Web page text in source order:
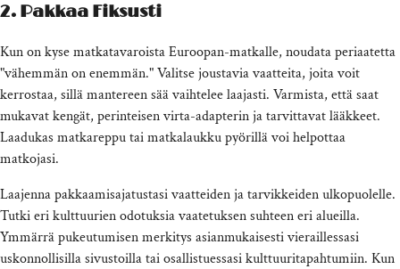
2. Pakkaa Fiksusti
Kun on kyse matkatavaroista Euroopan-matkalle, noudata periaatetta
"vähemmän on enemmän." Valitse joustavia vaatteita, joita voit
kerrostaa, sillä mantereen sää vaihtelee laajasti. Varmista, että saat
mukavat kengät, perinteisen virta-adapterin ja tarvittavat lääkkeet.
Laadukas matkareppu tai matkalaukku pyörillä voi helpottaa
matkojasi.
Laajenna pakkaamisajatustasi vaatteiden ja tarvikkeiden ulkopuolelle.
Tutki eri kulttuurien odotuksia vaatetuksen suhteen eri alueilla.
Ymmärrä pukeutumisen merkitys asianmukaisesti vieraillessasi
uskonnollisilla sivustoilla tai osallistuessasi kulttuuritapahtumiin. Kun